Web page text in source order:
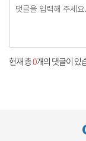
현재 총0개의 댓글이 있